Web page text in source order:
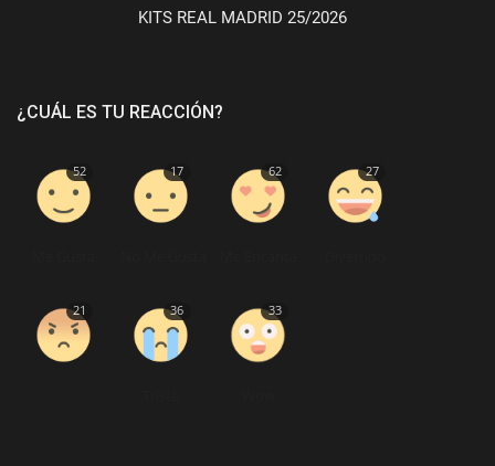
KITS REAL MADRID 25/2026
¿CUÁL ES TU REACCIÓN?
52 17 62 27
21 36 33